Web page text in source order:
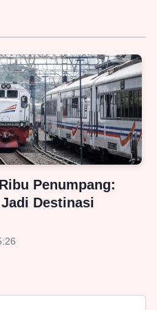
Penumpang:
Destinasi